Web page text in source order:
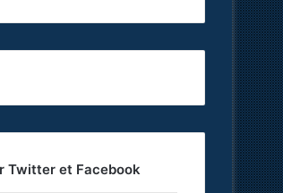
Twitter et Facebook